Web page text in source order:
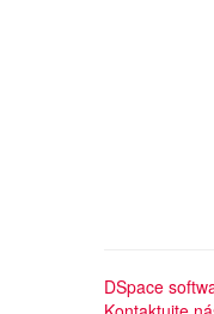
DSpace